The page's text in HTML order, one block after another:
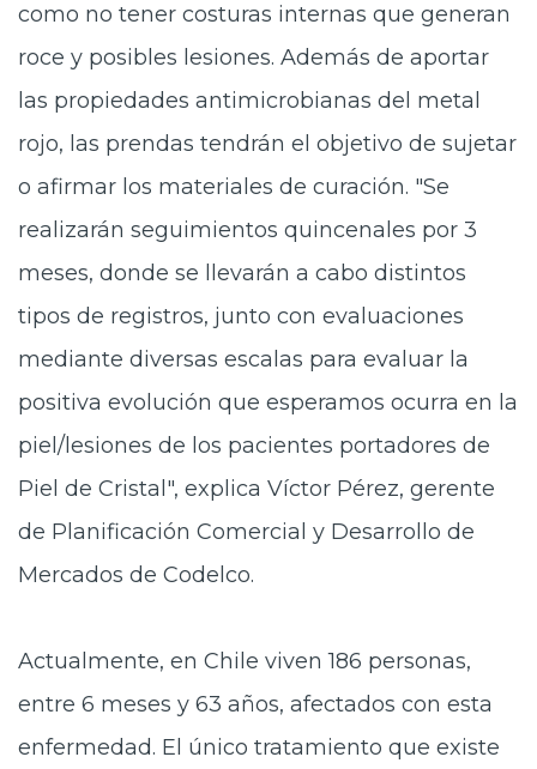
como no tener costuras internas que generan
roce y posibles lesiones. Además de aportar
las propiedades antimicrobianas del metal
rojo, las prendas tendrán el objetivo de sujetar
o afirmar los materiales de curación. "Se
realizarán seguimientos quincenales por 3
meses, donde se llevarán a cabo distintos
tipos de registros, junto con evaluaciones
mediante diversas escalas para evaluar la
positiva evolución que esperamos ocurra en la
piel/lesiones de los pacientes portadores de
Piel de Cristal", explica Víctor Pérez, gerente
de Planificación Comercial y Desarrollo de
Mercados de Codelco.
Actualmente, en Chile viven 186 personas,
entre 6 meses y 63 años, afectados con esta
enfermedad. El único tratamiento que existe